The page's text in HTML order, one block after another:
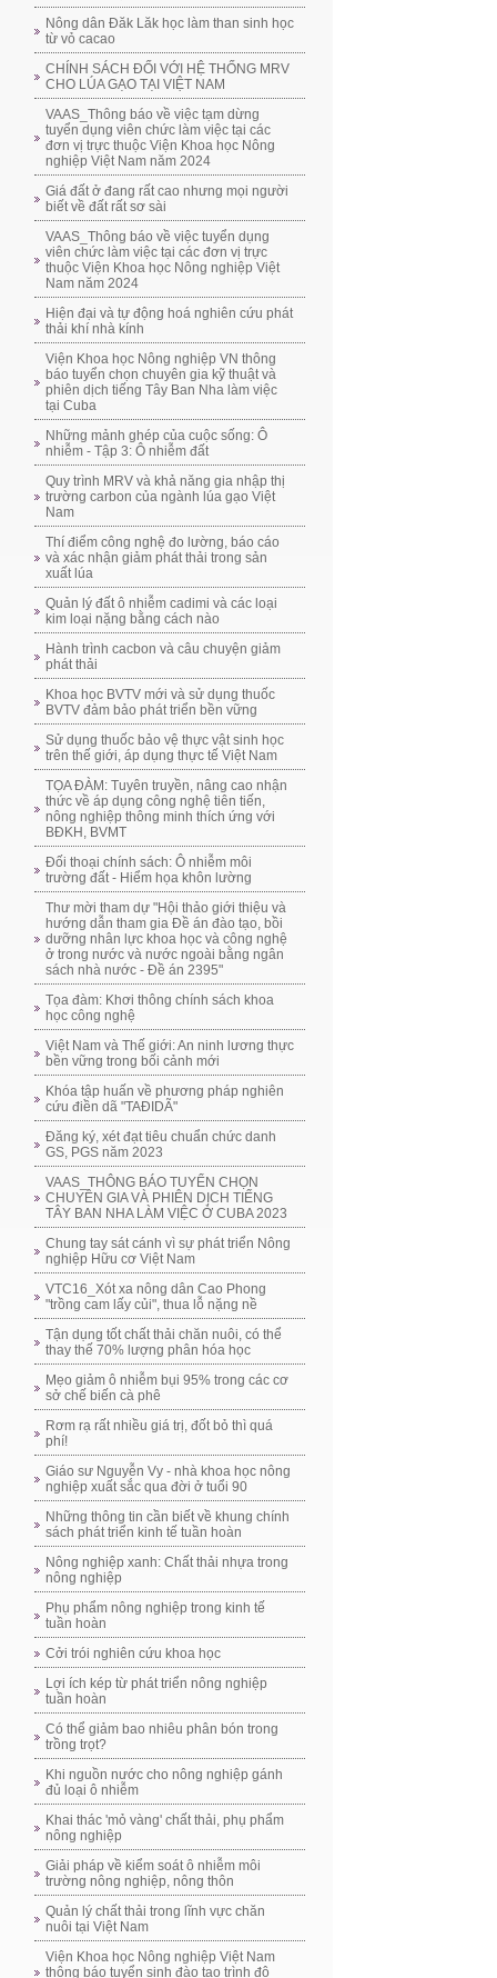
Nông dân Đăk Lăk học làm than sinh học
từ vỏ cacao
CHÍNH SÁCH ĐỐI VỚI HỆ THỐNG MRV
CHO LÚA GẠO TẠI VIỆT NAM
VAAS_Thông báo về việc tạm dừng
tuyển dụng viên chức làm việc tại các
đơn vị trực thuộc Viện Khoa học Nông
nghiệp Việt Nam năm 2024
Giá đất ở đang rất cao nhưng mọi người
biết về đất rất sơ sài
VAAS_Thông báo về việc tuyển dụng
viên chức làm việc tại các đơn vị trực
thuộc Viện Khoa học Nông nghiệp Việt
Nam năm 2024
Hiện đại và tự động hoá nghiên cứu phát
thải khí nhà kính
Viện Khoa học Nông nghiệp VN thông
báo tuyển chọn chuyên gia kỹ thuật và
phiên dịch tiếng Tây Ban Nha làm việc
tại Cuba
Những mảnh ghép của cuộc sống: Ô
nhiễm - Tập 3: Ô nhiễm đất
Quy trình MRV và khả năng gia nhập thị
trường carbon của ngành lúa gạo Việt
Nam
Thí điểm công nghệ đo lường, báo cáo
và xác nhận giảm phát thải trong sản
xuất lúa
Quản lý đất ô nhiễm cadimi và các loại
kim loại nặng bằng cách nào
Hành trình cacbon và câu chuyện giảm
phát thải
Khoa học BVTV mới và sử dụng thuốc
BVTV đảm bảo phát triển bền vững
Sử dụng thuốc bảo vệ thực vật sinh học
trên thế giới, áp dụng thực tế Việt Nam
TỌA ĐÀM: Tuyên truyền, nâng cao nhận
thức về áp dụng công nghệ tiên tiến,
nông nghiệp thông minh thích ứng với
BĐKH, BVMT
Đối thoại chính sách: Ô nhiễm môi
trường đất - Hiểm họa khôn lường
Thư mời tham dự "Hội thảo giới thiệu và
hướng dẫn tham gia Đề án đào tạo, bồi
dưỡng nhân lực khoa học và công nghệ
ở trong nước và nước ngoài bằng ngân
sách nhà nước - Đề án 2395"
Tọa đàm: Khơi thông chính sách khoa
học công nghệ
Việt Nam và Thế giới: An ninh lương thực
bền vững trong bối cảnh mới
Khóa tập huấn về phương pháp nghiên
cứu điền dã "TAĐIDÃ"
Đăng ký, xét đạt tiêu chuẩn chức danh
GS, PGS năm 2023
VAAS_THÔNG BÁO TUYỂN CHỌN
CHUYÊN GIA VÀ PHIÊN DỊCH TIẾNG
TÂY BAN NHA LÀM VIỆC Ở CUBA 2023
Chung tay sát cánh vì sự phát triển Nông
nghiệp Hữu cơ Việt Nam
VTC16_Xót xa nông dân Cao Phong
"trồng cam lấy củi", thua lỗ nặng nề
Tận dụng tốt chất thải chăn nuôi, có thể
thay thế 70% lượng phân hóa học
Mẹo giảm ô nhiễm bụi 95% trong các cơ
sở chế biến cà phê
Rơm rạ rất nhiều giá trị, đốt bỏ thì quá
phí!
Giáo sư Nguyễn Vy - nhà khoa học nông
nghiệp xuất sắc qua đời ở tuổi 90
Những thông tin cần biết về khung chính
sách phát triển kinh tế tuần hoàn
Nông nghiệp xanh: Chất thải nhựa trong
nông nghiệp
Phụ phẩm nông nghiệp trong kinh tế
tuần hoàn
Cởi trói nghiên cứu khoa học
Lợi ích kép từ phát triển nông nghiệp
tuần hoàn
Có thể giảm bao nhiêu phân bón trong
trồng trọt?
Khi nguồn nước cho nông nghiệp gánh
đủ loại ô nhiễm
Khai thác 'mỏ vàng' chất thải, phụ phẩm
nông nghiệp
Giải pháp về kiểm soát ô nhiễm môi
trường nông nghiệp, nông thôn
Quản lý chất thải trong lĩnh vực chăn
nuôi tại Việt Nam
Viện Khoa học Nông nghiệp Việt Nam
thông báo tuyển sinh đào tạo trình độ